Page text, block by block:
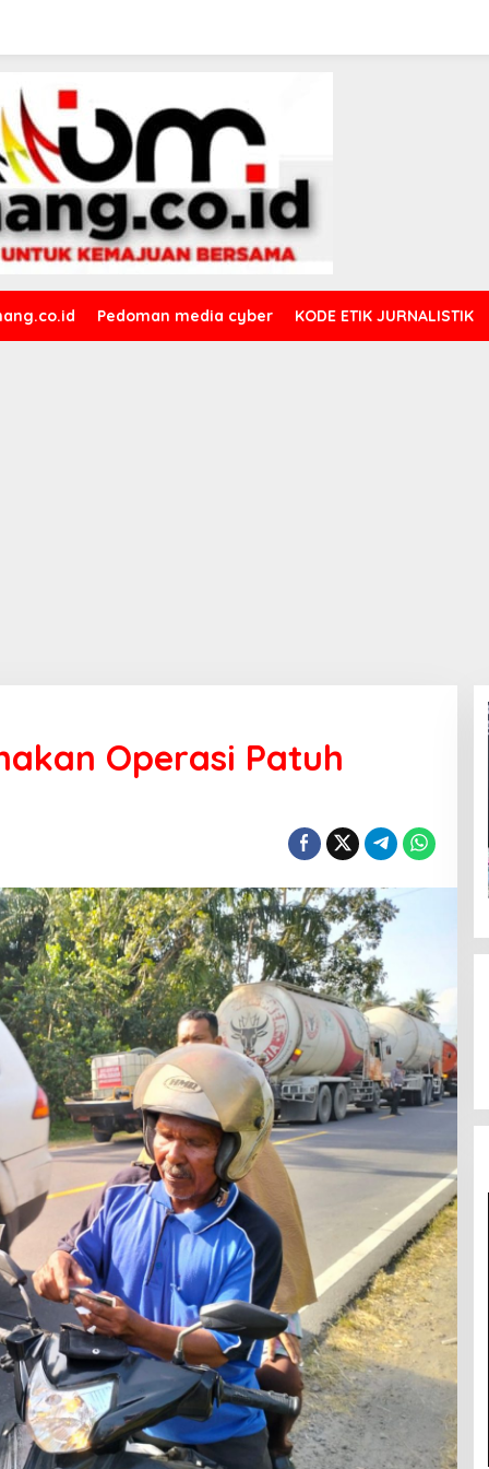
Pedoman media cyber KODE ETIK JURNALISTIK
Operasi Patuh